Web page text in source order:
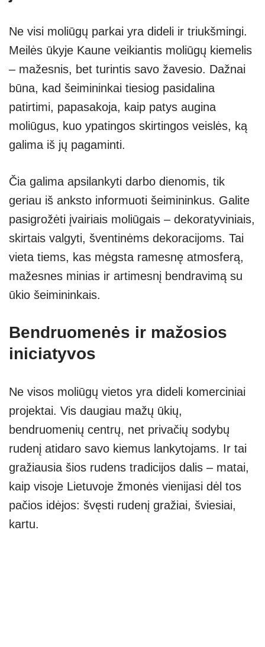
Ne visi moliūgų parkai yra dideli ir triukšmingi.
Meilės ūkyje Kaune veikiantis moliūgų kiemelis
– mažesnis, bet turintis savo žavesio. Dažnai
būna, kad šeimininkai tiesiog pasidalina
patirtimi, papasakoja, kaip patys augina
moliūgus, kuo ypatingos skirtingos veislės, ką
galima iš jų pagaminti.
Čia galima apsilankyti darbo dienomis, tik
geriau iš anksto informuoti šeimininkus. Galite
pasigrožėti įvairiais moliūgais – dekoratyviniais,
skirtais valgyti, šventinėms dekoracijoms. Tai
vieta tiems, kas mėgsta ramesnę atmosferą,
mažesnes minias ir artimesnį bendravimą su
ūkio šeimininkais.
Bendruomenės ir mažosios
iniciatyvos
Ne visos moliūgų vietos yra dideli komerciniai
projektai. Vis daugiau mažų ūkių,
bendruomenių centrų, net privačių sodybų
rudenį atidaro savo kiemus lankytojams. Ir tai
gražiausia šios rudens tradicijos dalis – matai,
kaip visoje Lietuvoje žmonės vienijasi dėl tos
pačios idėjos: švęsti rudenį gražiai, šviesiai,
kartu.